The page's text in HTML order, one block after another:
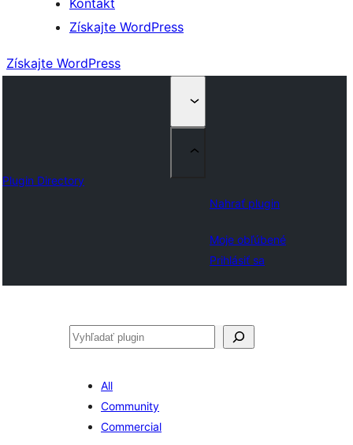
Kontakt
Získajte WordPress
Získajte WordPress
Plugin Directory
Nahrať plugin
Moje obľúbené
Prihlásiť sa
Hľadať
All
Community
Commercial